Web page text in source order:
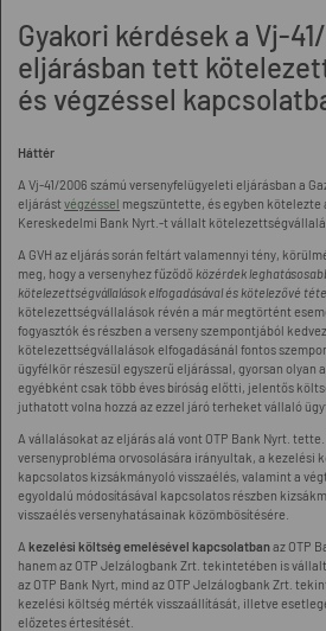
Gyakori kérdések a Vj-
eljárásban tett
és végzéssel
Háttér
A Vj-41/2006 számú versenyfelügyeleti eljárásban a
eljárástvégzéssel megszüntette, és egyben kötelezte
Kereskedelmi Bank Nyrt.-t vállalt
A GVH az eljárás során feltárt valamennyi tény,
meg, hogy a versenyhez fűződő közérdek
kötelezettségvállalások elfogadásával és kötelezővé
kötelezettségvállalások révén a már megtörtént
fogyasztók és részben a verseny szempontjából
kötelezettségvállalások elfogadásánál fontos
ügyfélkör részesül egyszerű eljárással, gyorsan olyan
egyébként csak több éves bíróság előtti, jelentős
juthatott volna hozzá az ezzel járó terheket vállaló
A vállalásokat az eljárás alá vont OTP Bank Nyrt.
versenyprobléma orvosolására irányultak, a kezelési
kapcsolatos kizsákmányoló visszaélés, valamint a
egyoldalú módosításával kapcsolatos részben
visszaélés versenyhatásainak közömbösítésére.
A kezelési költség emelésével kapcsolatbanaz OTP
hanem az OTP Jelzálogbank Zrt. tekintetében is
az OTP Bank Nyrt, mind az OTP Jelzálogbank Zrt.
kezelési költség mérték visszaállítását, illetve
előzetes értesítését.